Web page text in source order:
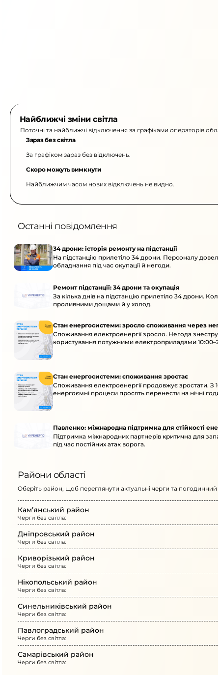
Найближчі зміни світла
Поточні та найближчі відключення за графіками операторів
Зараз без світла
За графіком зараз без відключень.
Скоро можуть вимкнути
Найближчим часом нових відключень не видно.
Останні повідомлення
34 дрони: історія ремонту на підстанції
На підстанцію прилетіло 34 дрони. Персоналу
обладнання під час окупації й негоди.
Ремонт підстанції: 34 дрони та окупація
За кілька днів на підстанцію прилетіло 34 дрони.
проливними дощами й у холод.
Стан енергосистеми: зросло споживання через
Споживання електроенергії зросло. Негода
користування потужними електроприладами
Стан енергосистеми: споживання зростає
Споживання електроенергії продовжує зростати. З
енергоємні процеси просять перенести на нічні
Павленко: міжнародна підтримка для стійкості
Підтримка міжнародних партнерів критична для
під час постійних атак ворога.
Райони області
Оберіть район, щоб переглянути актуальні черги та погодинний
Кам’янський район
Черги без світла:
Дніпровський район
Черги без світла:
Криворізький район
Черги без світла:
Нікопольський район
Черги без світла:
Синельниківський район
Черги без світла:
Павлоградський район
Черги без світла:
Самарівський район
Черги без світла: